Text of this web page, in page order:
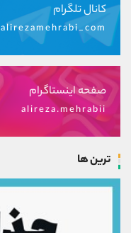
کانال تلگرام
alirezamehrabi_com
صفحه اینستاگرام
alireza.mehrabii
ترین ها